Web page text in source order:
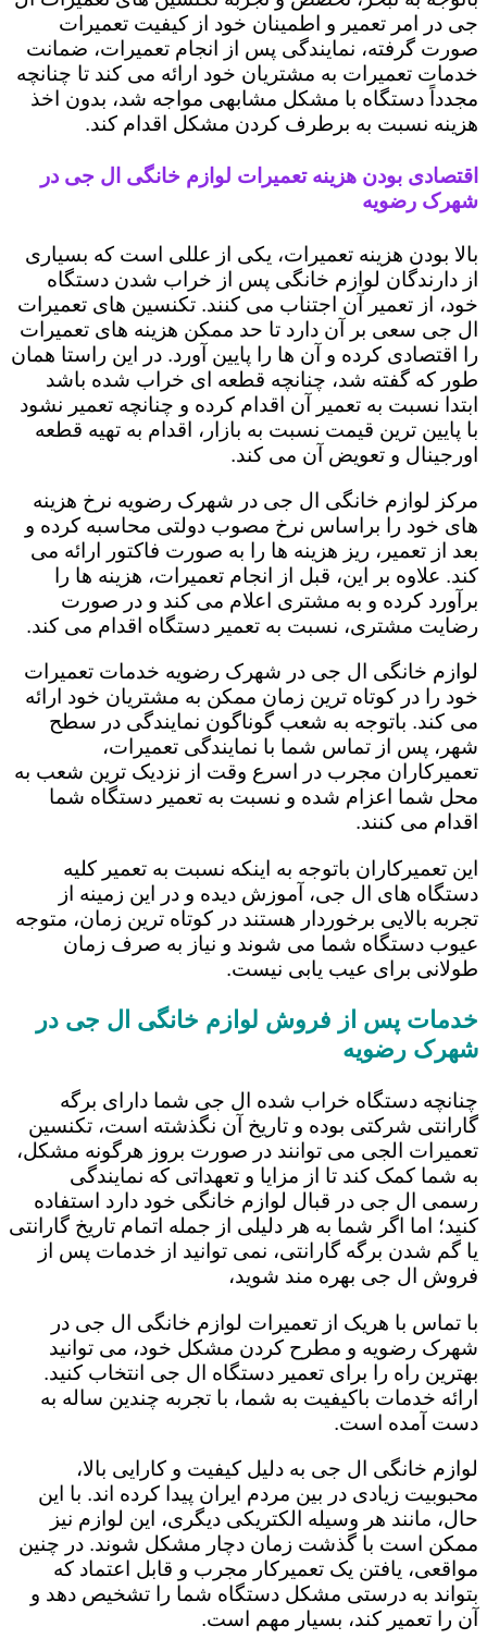
جی در امر تعمیر و اطمینان خود از کیفیت تعمیرات
صورت گرفته، نمایندگی پس از انجام تعمیرات، ضمانت
خدمات تعمیرات به مشتریان خود ارائه می کند تا چنانچه
مجدداً دستگاه با مشکل مشابهی مواجه شد، بدون اخذ
هزینه نسبت به برطرف کردن مشکل اقدام کند.
اقتصادی بودن هزینه تعمیرات لوازم خانگی ال جی در
شهرک رضویه
بالا بودن هزینه تعمیرات، یکی از عللی است که بسیاری
از دارندگان لوازم خانگی پس از خراب شدن دستگاه
خود، از تعمیر آن اجتناب می کنند. تکنسین های تعمیرات
ال جی سعی بر آن دارد تا حد ممکن هزینه های تعمیرات
را اقتصادی کرده و آن ها را پایین آورد. در این راستا همان
طور که گفته شد، چنانچه قطعه ای خراب شده باشد
ابتدا نسبت به تعمیر آن اقدام کرده و چنانچه تعمیر نشود
با پایین ترین قیمت نسبت به بازار، اقدام به تهیه قطعه
اورجینال و تعویض آن می کند.
مرکز لوازم خانگی ال جی در شهرک رضویه نرخ هزینه
های خود را براساس نرخ مصوب دولتی محاسبه کرده و
بعد از تعمیر، ریز هزینه ها را به صورت فاکتور ارائه می
کند. علاوه بر این، قبل از انجام تعمیرات، هزینه ها را
برآورد کرده و به مشتری اعلام می کند و در صورت
رضایت مشتری، نسبت به تعمیر دستگاه اقدام می کند.
لوازم خانگی ال جی در شهرک رضویه خدمات تعمیرات
خود را در کوتاه ترین زمان ممکن به مشتریان خود ارائه
می کند. باتوجه به شعب گوناگون نمایندگی در سطح
شهر، پس از تماس شما با نمایندگی تعمیرات،
تعمیرکاران مجرب در اسرع وقت از نزدیک ترین شعب به
محل شما اعزام شده و نسبت به تعمیر دستگاه شما
اقدام می کنند.
این تعمیرکاران باتوجه به اینکه نسبت به تعمیر کلیه
دستگاه های ال جی، آموزش دیده و در این زمینه از
تجربه بالایی برخوردار هستند در کوتاه ترین زمان، متوجه
عیوب دستگاه شما می شوند و نیاز به صرف زمان
طولانی برای عیب یابی نیست.
خدمات پس از فروش لوازم خانگی ال جی در
شهرک رضویه
چنانچه دستگاه خراب شده ال جی شما دارای برگه
گارانتی شرکتی بوده و تاریخ آن نگذشته است، تکنسین
تعمیرات الجی می توانند در صورت بروز هرگونه مشکل،
به شما کمک کند تا از مزایا و تعهداتی که نمایندگی
رسمی ال جی در قبال لوازم خانگی خود دارد استفاده
کنید؛ اما اگر شما به هر دلیلی از جمله اتمام تاریخ گارانتی
یا گم شدن برگه گارانتی، نمی توانید از خدمات پس از
فروش ال جی بهره مند شوید،
با تماس با هریک از تعمیرات لوازم خانگی ال جی در
شهرک رضویه و مطرح کردن مشکل خود، می توانید
بهترین راه را برای تعمیر دستگاه ال جی انتخاب کنید.
ارائه خدمات باکیفیت به شما، با تجربه چندین ساله به
دست آمده است.
لوازم خانگی ال جی به دلیل کیفیت و کارایی بالا،
محبوبیت زیادی در بین مردم ایران پیدا کرده اند. با این
حال، مانند هر وسیله الکتریکی دیگری، این لوازم نیز
ممکن است با گذشت زمان دچار مشکل شوند. در چنین
مواقعی، یافتن یک تعمیرکار مجرب و قابل اعتماد که
بتواند به درستی مشکل دستگاه شما را تشخیص دهد و
آن را تعمیر کند، بسیار مهم است.